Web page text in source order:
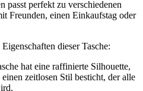
passt perfekt zu verschiedenen
Freunden, einen Einkaufstag oder
dieser Tasche:
hat eine raffinierte Silhouette,
zeitlosen Stil besticht, der alle